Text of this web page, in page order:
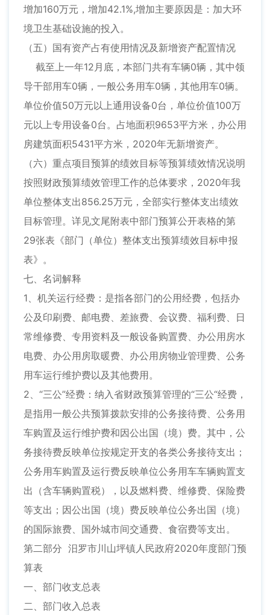
增加160万元，增加42.1%,增加主要原因是：加大环
境卫生基础设施的投入。
（五）国有资产占有使用情况及新增资产配置情况
截至上一年12月底，本部门共有车辆0辆，其中领
导干部用车0辆，一般公务用车0辆，其他用车0辆。
单位价值50万元以上通用设备0台，单位价值100万
元以上专用设备0台。占地面积9653平方米，办公用
房建筑面积5431平方米，2020年无新增资产。
（六）重点项目预算的绩效目标等预算绩效情况说明
按照财政预算绩效管理工作的总体要求，2020年我
单位整体支出856.25万元，全部实行整体支出绩效
目标管理。详见文尾附表中部门预算公开表格的第
29张表《部门（单位）整体支出预算绩效目标申报
表》。
七、名词解释
1、机关运行经费：是指各部门的公用经费，包括办
公及印刷费、邮电费、差旅费、会议费、福利费、日
常维修费、专用资料及一般设备购置费、办公用房水
电费、办公用房取暖费、办公用房物业管理费、公务
用车运行维护费以及其他费用。
2、“三公”经费：纳入省财政预算管理的“三公“经费，
是指用一般公共预算拨款安排的公务接待费、公务用
车购置及运行维护费和因公出国（境）费。其中，公
务接待费反映单位按规定开支的各类公务接待支出；
公务用车购置及运行费反映单位公务用车车辆购置支
出（含车辆购置税），以及燃料费、维修费、保险费
等支出；因公出国（境）费反映单位公务出国（境）
的国际旅费、国外城市间交通费、食宿费等支出。
第二部分 汨罗市川山坪镇人民政府2020年度部门预
算表
一、部门收支总表
二、部门收入总表